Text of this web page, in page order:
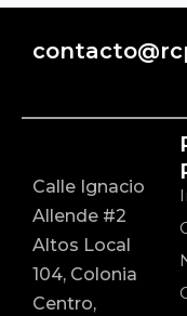
Calle Ignacio
Allende #2
Altos Local
104, Colonia
Centro,